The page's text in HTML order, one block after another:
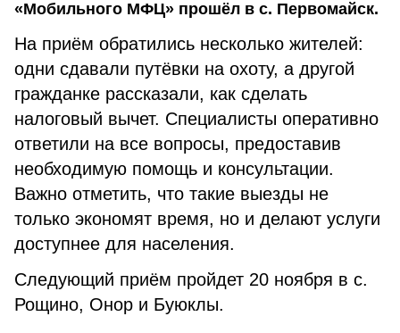
«Мобильного МФЦ» прошёл в с. Первомайск.
На приём обратились несколько жителей:
одни сдавали путёвки на охоту, а другой
гражданке рассказали, как сделать
налоговый вычет. Специалисты оперативно
ответили на все вопросы, предоставив
необходимую помощь и консультации.
Важно отметить, что такие выезды не
только экономят время, но и делают услуги
доступнее для населения.
Следующий приём пройдет 20 ноября в с.
Рощино, Онор и Буюклы.